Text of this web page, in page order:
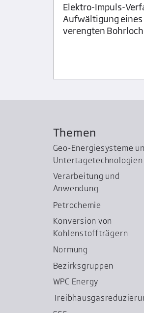
Elektro-Impuls-
Aufwältigung eines
verengten
Themen
Geo-Energiesysteme
Untertage­technologien
Verarbeitung und
Anwendung
Petrochemie
Konversion von
Kohlenstoffträgern
Normung
Bezirksgruppen
WPC Energy